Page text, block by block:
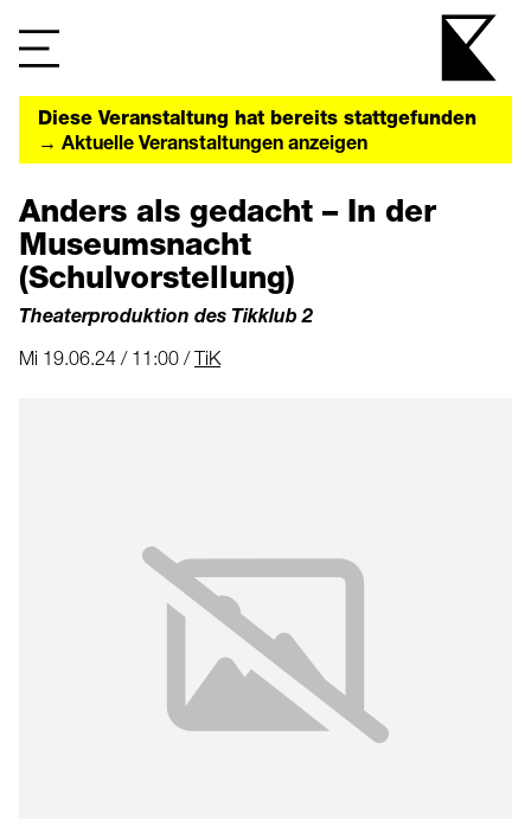
Diese Veranstaltung hat bereits stattgefunden
→ Aktuelle Veranstaltungen anzeigen
Anders als gedacht – In der
Museumsnacht
(Schulvorstellung)
Theaterproduktion des Tikklub 2
Mi 19.06.24 / 11:00 /TiK